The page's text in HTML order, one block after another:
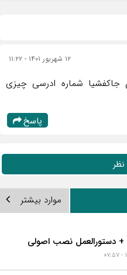
جاکفشیا شماره ادرسی چیزی
پاسخ
موارد بیشتر
دستورالعمل نصب اصولی